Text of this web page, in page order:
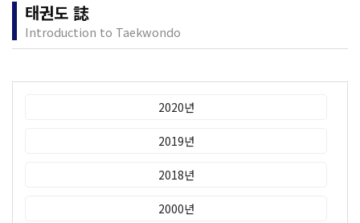
태권도 誌
Introduction to Taekwondo
2020년
2019년
2018년
2000년